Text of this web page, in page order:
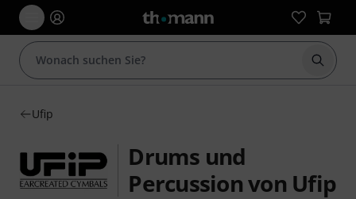
Suche
Ufip
Drums und
Percussion von Ufip